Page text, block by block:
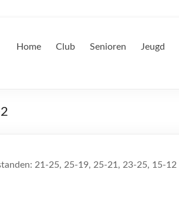
Home Club Senioren Jeugd
21-25, 25-19, 25-21, 23-25, 15-12